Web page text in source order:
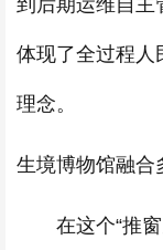
到后期运维自主
体现了全过程人
理念。
生境博物馆融合
在这个“推窗